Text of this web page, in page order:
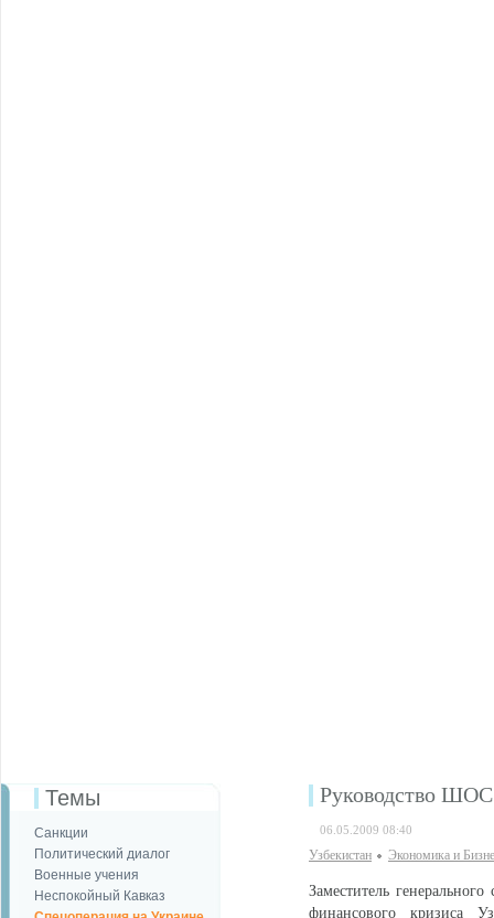
Темы
Санкции
Политический диалог
Военные учения
Неспокойный Кавказ
Руководство ШОС
06.05.2009 08:40
Узбекистан Экономика и
Заместитель
финансового кризиса